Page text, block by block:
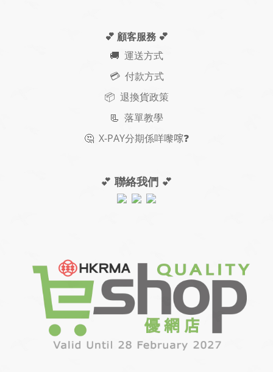
💕 顧客服務 💕
🚚 運送方式
💳 付款方式
📦 退換貨政策
📃 落單教學
🤔 X-PAY分期係咩嚟𠺢❓
💕 聯絡我們 💕